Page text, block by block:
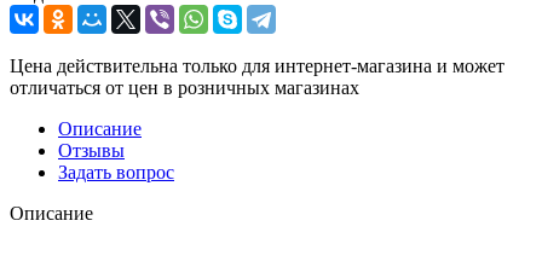
Цена действительна только для интернет-магазина и может
отличаться от цен в розничных магазинах
Описание
Отзывы
Задать вопрос
Описание